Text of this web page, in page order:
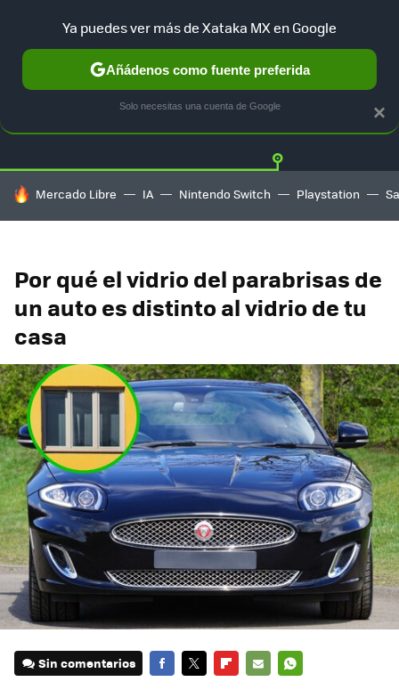
TESLA UBER AUTO ELECTRICO Twitter
HOY SE HABLA DE
Mercado Libre IA Nintendo Switch Playstation
Por qué el vidrio del parabrisas de
un auto es distinto al vidrio de tu
casa
Sin comentarios
×
Ya puedes ver más de Xataka MX en Google
Añádenos como fuente preferida
Solo necesitas una cuenta de Google